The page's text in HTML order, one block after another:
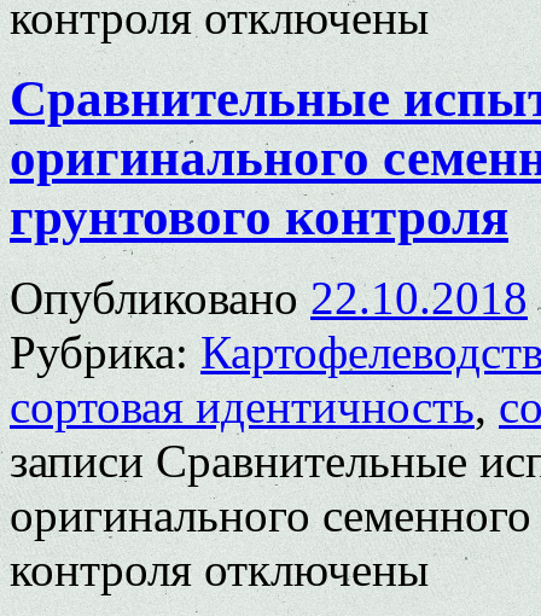
контроляотключены
Сравнительные
оригинального
грунтового контроля
Опубликовано 22.10.2018
Рубрика:
сортовая идентичность,
записи Сравнительные
оригинального
контроляотключены